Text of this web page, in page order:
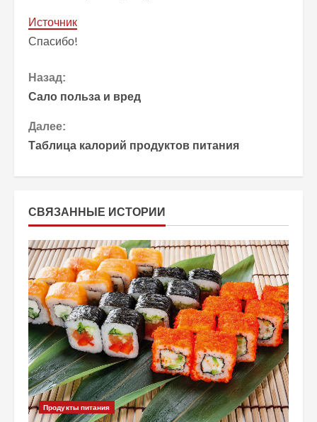
Источник
Спасибо!
П
о
д
л
ж
и
т
ь
ч
т
Назад:
Сало польза и вред
Далее:
Таблица калорий продуктов питания
СВЯЗАННЫЕ ИСТОРИИ
Продукты питания